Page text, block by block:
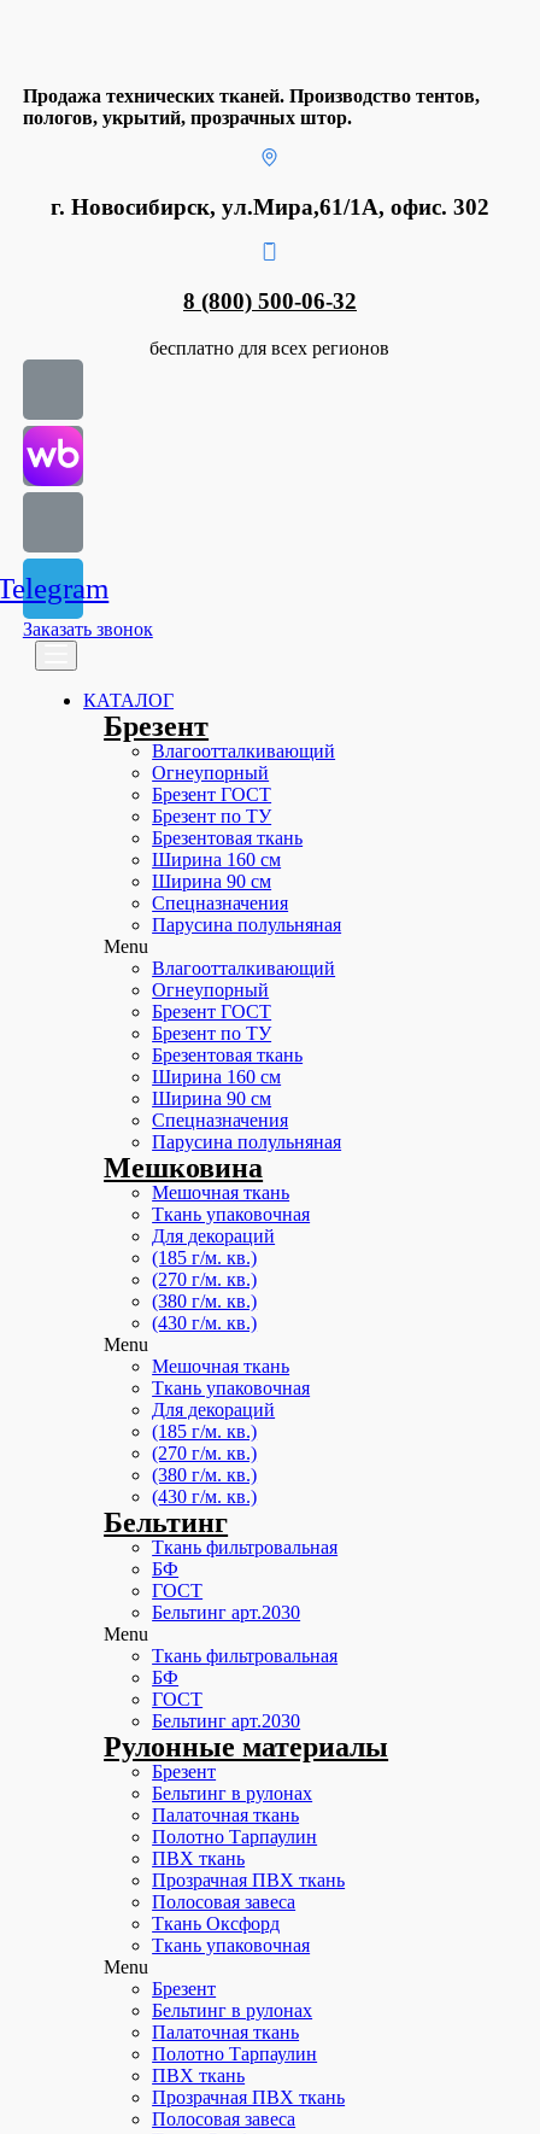
Продажа технических тканей. Производство тентов,
пологов, укрытий, прозрачных штор.
г. Новосибирск, ул.Мира,61/1А, офис. 302
8 (800) 500-06-32
бесплатно для всех регионов
Заказать звонок
КАТАЛОГ
Брезент
Влагоотталкивающий
Огнеупорный
Брезент ГОСТ
Брезент по ТУ
Брезентовая ткань
Ширина 160 см
Ширина 90 см
Спецназначения
Парусина полульняная
Menu
Влагоотталкивающий
Огнеупорный
Брезент ГОСТ
Брезент по ТУ
Брезентовая ткань
Ширина 160 см
Ширина 90 см
Спецназначения
Парусина полульняная
Мешковина
Мешочная ткань
Ткань упаковочная
Для декораций
(185 г/м. кв.)
(270 г/м. кв.)
(380 г/м. кв.)
(430 г/м. кв.)
Menu
Мешочная ткань
Ткань упаковочная
Для декораций
(185 г/м. кв.)
(270 г/м. кв.)
(380 г/м. кв.)
(430 г/м. кв.)
Бельтинг
Ткань фильтровальная
БФ
ГОСТ
Бельтинг арт.2030
Menu
Ткань фильтровальная
БФ
ГОСТ
Бельтинг арт.2030
Рулонные материалы
Брезент
Бельтинг в рулонах
Палаточная ткань
Полотно Тарпаулин
ПВХ ткань
Прозрачная ПВХ ткань
Полосовая завеса
Ткань Оксфорд
Ткань упаковочная
Menu
Брезент
Бельтинг в рулонах
Палаточная ткань
Полотно Тарпаулин
ПВХ ткань
Прозрачная ПВХ ткань
Полосовая завеса